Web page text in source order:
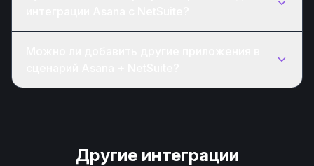
Другие интеграции